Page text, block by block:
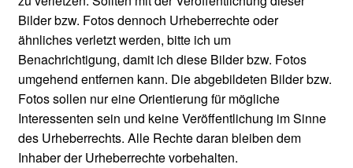
Bilder bzw. Fotos dennoch Urheberrechte oder
ähnliches verletzt werden, bitte ich um
Benachrichtigung, damit ich diese Bilder bzw. Fotos
umgehend entfernen kann. Die abgebildeten Bilder bzw.
Fotos sollen nur eine Orientierung für mögliche
Interessenten sein und keine Veröffentlichung im Sinne
des Urheberrechts. Alle Rechte daran bleiben dem
Inhaber der Urheberrechte vorbehalten.